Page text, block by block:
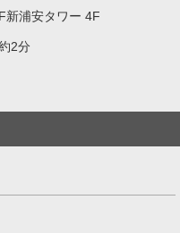
新浦安タワー 4F
2分